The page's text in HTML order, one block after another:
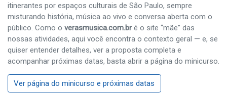
itinerantes por espaços culturais de São Paulo, sempre
misturando história, música ao vivo e conversa aberta com o
público. Como o verasmusica.com.bré o site “mãe” das
nossas atividades, aqui você encontra o contexto geral — e, se
quiser entender detalhes, ver a proposta completa e
acompanhar próximas datas, basta abrir a página do minicurso.
Ver página do minicurso e próximas datas